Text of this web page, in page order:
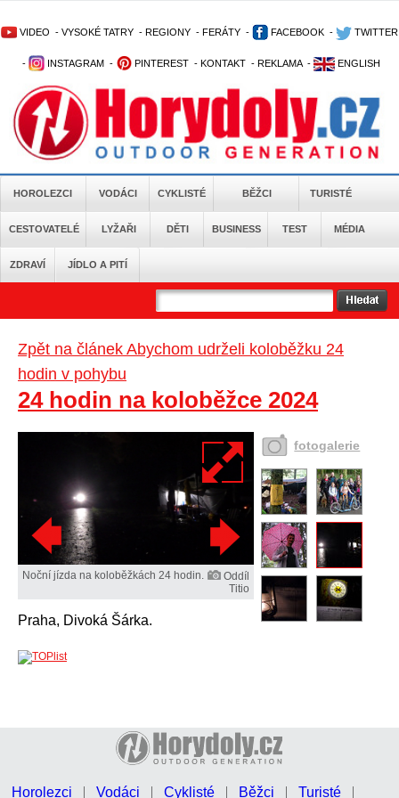
VIDEO - VYSOKÉ TATRY - REGIONY - FERÁTY - FACEBOOK - TWITTER
- INSTAGRAM - PINTEREST - KONTAKT - REKLAMA - ENGLISH
HOROLEZCI VODÁCI CYKLISTÉ BĚŽCI TURISTÉ
CESTOVATELÉ LYŽAŘI DĚTI BUSINESS TEST MÉDIA
ZDRAVÍ JÍDLO A PITÍ
Zpět na článek Abychom udrželi koloběžku 24
hodin v pohybu
24 hodin na koloběžce 2024
Noční jízda na koloběžkách 24 hodin.
Oddíl
Titio
Praha, Divoká Šárka.
fotogalerie
Horolezci Vodáci Cyklisté Běžci Turisté